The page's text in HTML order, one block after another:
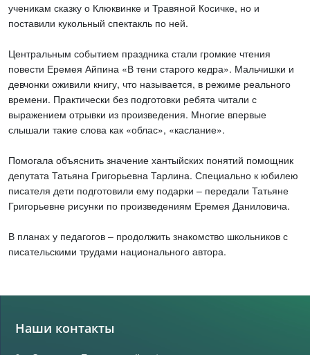
ученикам сказку о Клюквинке и Травяной Косичке, но и
поставили кукольный спектакль по ней.
Центральным событием праздника стали громкие чтения
повести Еремея Айпина «В тени старого кедра». Мальчишки и
девчонки оживили книгу, что называется, в режиме реального
времени. Практически без подготовки ребята читали с
выражением отрывки из произведения. Многие впервые
слышали такие слова как «облас», «каслание».
Помогала объяснить значение хантыйских понятий помощник
депутата Татьяна Григорьевна Тарлина. Специально к юбилею
писателя дети подготовили ему подарки – передали Татьяне
Григорьевне рисунки по произведениям Еремея Даниловича.
В планах у педагогов – продолжить знакомство школьников с
писательскими трудами национального автора.
Наши контакты